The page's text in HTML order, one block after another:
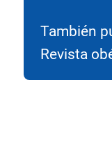
También
Revista